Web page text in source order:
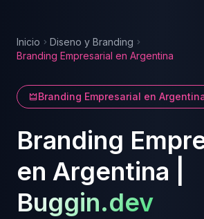
Inicio
Diseno y Branding
Branding Empresarial en Argentina
Branding Empresarial en
Branding
en Argentina
Buggin.dev